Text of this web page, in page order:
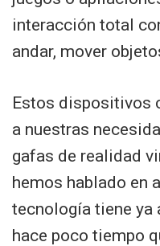
interacción total
andar, mover
Estos dispositivos
a nuestras
gafas de realidad
hemos hablado en
tecnología tiene ya
hace poco tiempo